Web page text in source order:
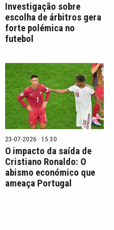
Investigação sobre
escolha de árbitros gera
forte polémica no
futebol
23-07-2026 · 15:30
O impacto da saída de
Cristiano Ronaldo: O
abismo económico que
ameaça Portugal